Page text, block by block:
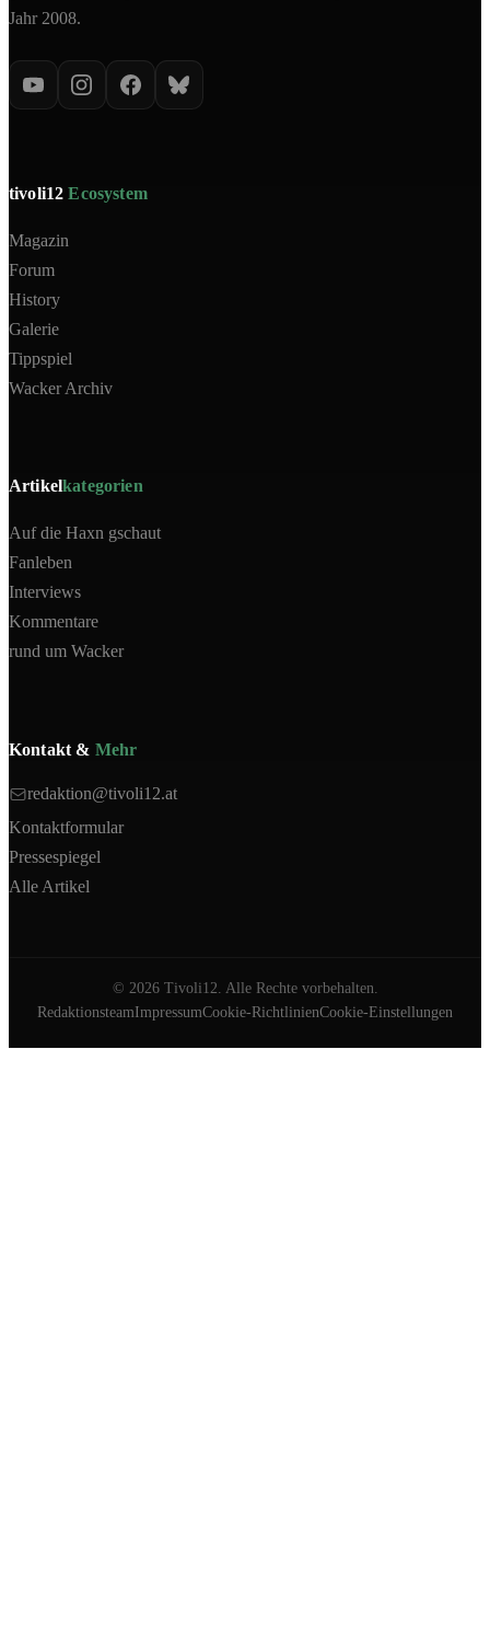
Jahr 2008.
tivoli12Ecosystem
Magazin
Forum
History
Galerie
Tippspiel
Wacker Archiv
Artikelkategorien
Auf die Haxn gschaut
Fanleben
Interviews
Kommentare
rund um Wacker
Kontakt & Mehr
redaktion@tivoli12.at
Kontaktformular
Pressespiegel
Alle Artikel
© 2026Tivoli12. Alle Rechte vorbehalten.
RedaktionsteamImpressumCookie-RichtlinienCookie-Einstellungen